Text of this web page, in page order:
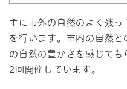
主に市外の自然のよく残
を行います。市内の自然
の自然の豊かさを感じて
2回開催しています。